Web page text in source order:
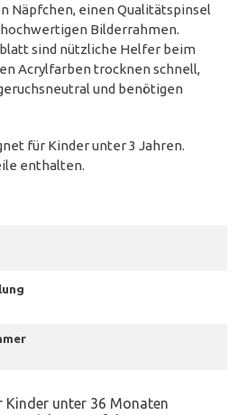
Näpfchen, einen Qualitätspinsel
Bilderrahmen.
sind nützliche Helfer beim
Acrylfarben trocknen schnell,
und benötigen
für Kinder unter 3 Jahren.
enthalten.
Kinder unter 36 Monaten